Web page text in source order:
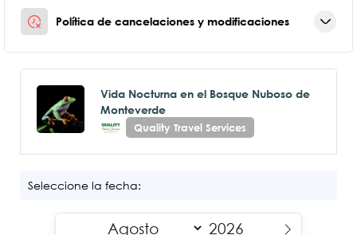
Política de cancelaciones y modificaciones
Vida Nocturna en el Bosque Nuboso de
Monteverde
Quality Travel Services
Seleccione la fecha: